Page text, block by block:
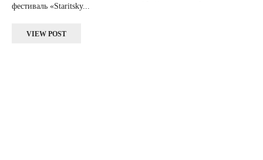
фестиваль «Staritsky...
VIEW POST